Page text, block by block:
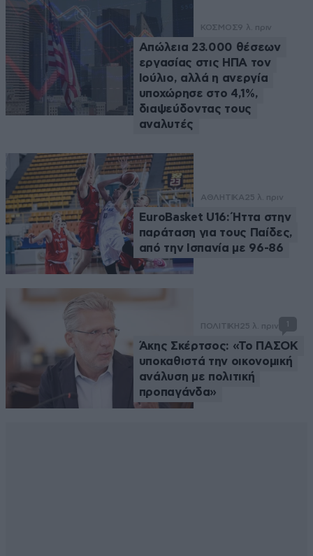
ΚΟΣΜΟΣ9 λ. πριν
Απώλεια 23.000 θέσεων
εργασίας στις ΗΠΑ τον
Ιούλιο, αλλά η ανεργία
υποχώρησε στο 4,1%,
διαψεύδοντας τους
αναλυτές
ΑΘΛΗΤΙΚΑ25 λ. πριν
EuroBasket U16: Ήττα στην
παράταση για τους Παίδες,
από την Ισπανία με 96-86
ΠΟΛΙΤΙΚΗ 25 λ. πριν 1
Άκης Σκέρτσος: «Το ΠΑΣΟΚ
υποκαθιστά την οικονομική
ανάλυση με πολιτική
προπαγάνδα»